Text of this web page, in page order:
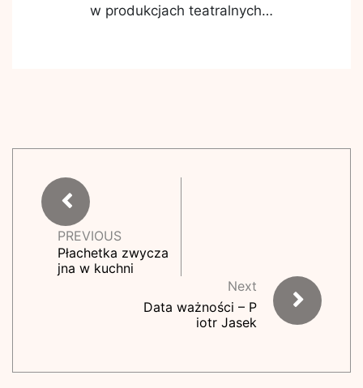
w produkcjach teatralnych…
PREVIOUS
Płachetka zwycza
jna w kuchni
Next
Data ważności – P
iotr Jasek